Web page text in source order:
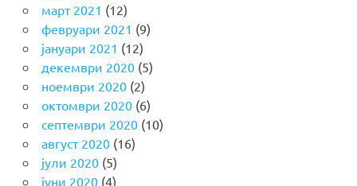
март 2021 (12)
февруари 2021 (9)
јануари 2021 (12)
декември 2020(5)
ноември 2020(2)
октомври 2020(6)
септември 2020(10)
август 2020(16)
јули 2020(5)
јуни 2020(4)